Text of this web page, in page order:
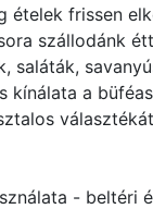
ételek frissen
szállodánk
saláták,
kínálata a
- beltéri